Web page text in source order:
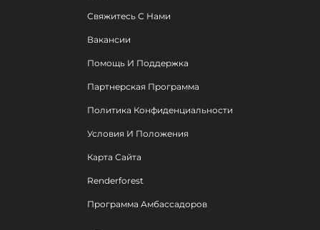
Свяжитесь С Нами
Вакансии
Помощь И Поддержка
Партнерская Программа
Политика Конфиденциальности
Условия И Положения
Карта Сайта
Renderforest
Программа Амбассадоров